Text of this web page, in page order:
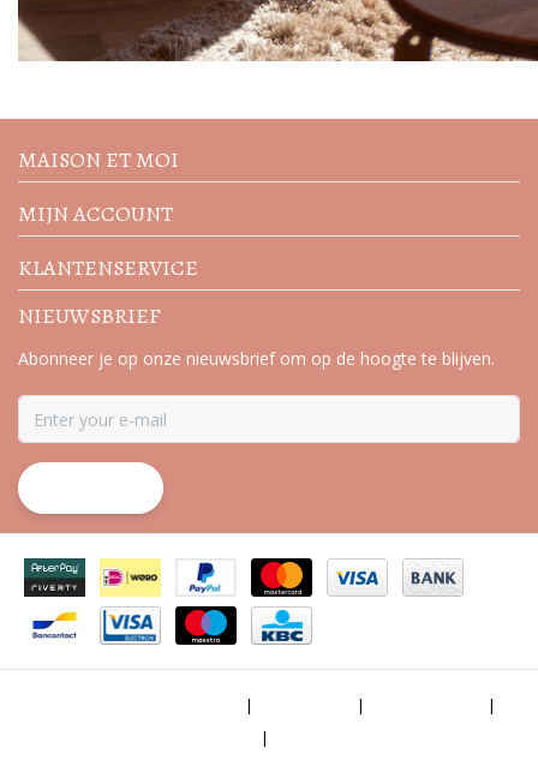
Volg de nieuwste trends en
acties
MAISON ET MOI
MIJN ACCOUNT
KLANTENSERVICE
NIEUWSBRIEF
Abonneer je op onze nieuwsbrief om op de hoogte te blijven.
| |
|
|